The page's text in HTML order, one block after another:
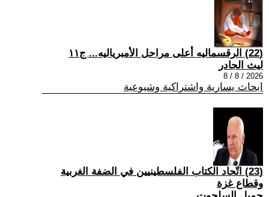
(22) الرقسماليه أعلى مراحل الأمبرياليه... ج١١
ليث الجادر
2026 / 8 / 8
ابحاث يسارية واشتراكية وشيوعية
(23) اتّحاد الكتاب الفلسطينيين في الضفة الغربية
وقطاع غزة